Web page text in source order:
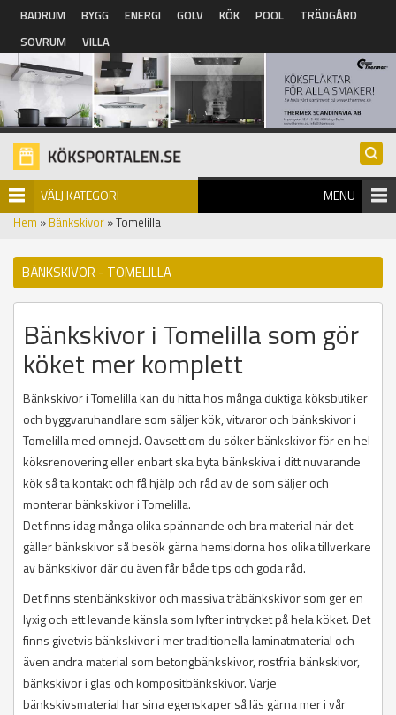
Hoppa till huvudinnehåll
BADRUM BYGG ENERGI GOLV KÖK POOL
TRÄDGÅRD
SOVRUM
VILLA
VÄLJ KATEGORI MENU
Hem » Bänkskivor » Tomelilla
BÄNKSKIVOR - TOMELILLA
Bänkskivor i Tomelilla som gör
köket mer komplett
Bänkskivor i Tomelilla kan du hitta hos många duktiga köksbutiker
och byggvaruhandlare som säljer kök, vitvaror och bänkskivor i
Tomelilla med omnejd. Oavsett om du söker bänkskivor för en hel
köksrenovering eller enbart ska byta bänkskiva i ditt nuvarande
kök så ta kontakt och få hjälp och råd av de som säljer och
monterar bänkskivor i Tomelilla.
Det finns idag många olika spännande och bra material när det
gäller bänkskivor så besök gärna hemsidorna hos olika tillverkare
av bänkskivor där du även får både tips och goda råd.
Det finns stenbänkskivor och massiva träbänkskivor som ger en
lyxig och ett levande känsla som lyfter intrycket på hela köket. Det
finns givetvis bänkskivor i mer traditionella laminatmaterial och
även andra material som betongbänkskivor, rostfria bänkskivor,
bänkskivor i glas och kompositbänkskivor. Varje
bänkskivsmaterial har sina egenskaper så läs gärna mer i vår